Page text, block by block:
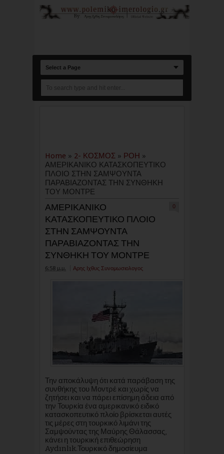
Select a Page
Home » 2- ΚΟΣΜΟΣ » ΡΟΗ »
ΑΜΕΡΙΚΑΝΙΚΟ ΚΑΤΑΣΚΟΠΕΥΤΙΚΟ
ΠΛΟΙΟ ΣΤΗΝ ΣΑΜΨΟΥΝΤΑ
ΠΑΡΑΒΙΑΖΟΝΤΑΣ ΤΗΝ ΣΥΝΘΗΚΗ
ΤΟΥ ΜΟΝΤΡΕ
ΑΜΕΡΙΚΑΝΙΚΟ
ΚΑΤΑΣΚΟΠΕΥΤΙΚΟ ΠΛΟΙΟ
ΣΤΗΝ ΣΑΜΨΟΥΝΤΑ
ΠΑΡΑΒΙΑΖΟΝΤΑΣ ΤΗΝ
ΣΥΝΘΗΚΗ ΤΟΥ ΜΟΝΤΡΕ
6:58 μ.μ. Αρης Ιχθυς Συνομωσιολογος
0
Την αποκάλυψη ότι κατά παράβαση της
συνθήκης του Μοντρέ και χωρίς να
ζητήσει και να πάρει επίσημη άδεια από
την Τουρκία ένα αμερικανικό ειδικό
κατασκοπευτικό πλοίο βρίσκεται αυτές
τις μέρες στη τουρκικό λιμάνι της
Σαμψούντας της Μαύρης Θάλασσας,
κάνει η τουρκική επιθεώρηση
Aydınlık.Τουρκικό δημοσίευμα